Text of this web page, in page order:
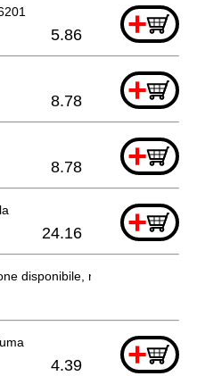
+
5.86
+
8.78
+
8.78
+
24.16
disponibile, non ordinabile
+
4.39